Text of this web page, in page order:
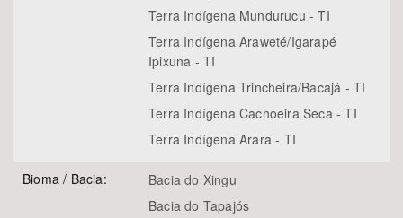
Terra Indígena Mundurucu - TI
Terra Indígena Araweté/Igarapé
Ipixuna - TI
Terra Indígena Trincheira/Bacajá - TI
Terra Indígena Cachoeira Seca - TI
Terra Indígena Arara - TI
Bioma / Bacia:
Bacia do Xingu
Bacia do Tapajós